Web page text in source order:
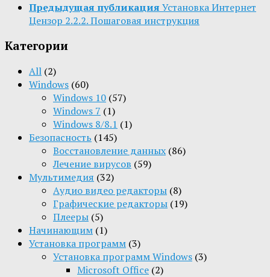
Предыдущая публикация Установка Интернет
Цензор 2.2.2. Пошаговая инструкция
Категории
All (2)
Windows (60)
Windows 10 (57)
Windows 7 (1)
Windows 8/8.1 (1)
Безопасность (145)
Восстановление данных (86)
Лечение вирусов (59)
Мультимедия (32)
Aудио видео редакторы (8)
Графические редакторы (19)
Плееры (5)
Начинающим (1)
Установка программ (3)
Установка программ Windows (3)
Microsoft Office (2)